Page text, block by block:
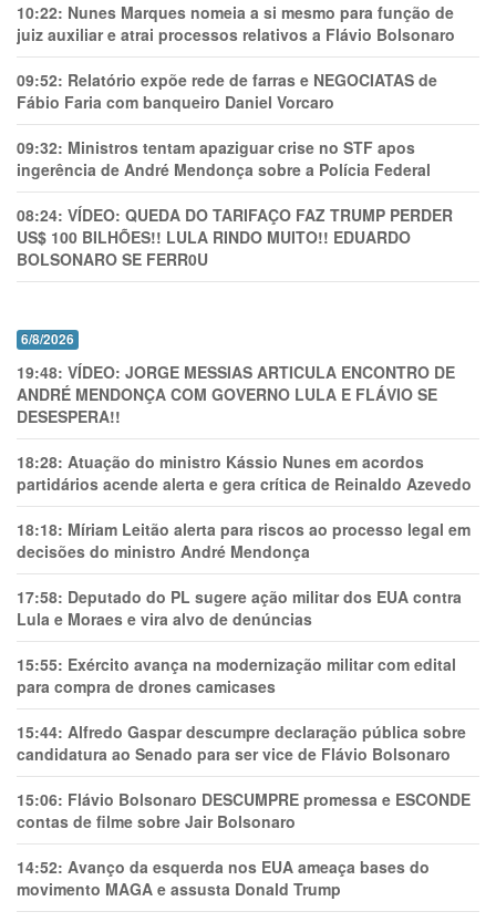
10:22: Nunes Marques nomeia a si mesmo para função de
juiz auxiliar e atrai processos relativos a Flávio Bolsonaro
09:52: Relatório expõe rede de farras e NEGOCIATAS de
Fábio Faria com banqueiro Daniel Vorcaro
09:32: Ministros tentam apaziguar crise no STF apos
ingerência de André Mendonça sobre a Polícia Federal
08:24: VÍDEO: QUEDA DO TARIFAÇO FAZ TRUMP PERDER
US$ 100 BILHÕES!! LULA RINDO MUITO!! EDUARDO
BOLSONARO SE FERR0U
6/8/2026
19:48: VÍDEO: JORGE MESSIAS ARTICULA ENCONTRO DE
ANDRÉ MENDONÇA COM GOVERNO LULA E FLÁVIO SE
DESESPERA!!
18:28: Atuação do ministro Kássio Nunes em acordos
partidários acende alerta e gera crítica de Reinaldo Azevedo
18:18: Míriam Leitão alerta para riscos ao processo legal em
decisões do ministro André Mendonça
17:58: Deputado do PL sugere ação militar dos EUA contra
Lula e Moraes e vira alvo de denúncias
15:55: Exército avança na modernização militar com edital
para compra de drones camicases
15:44: Alfredo Gaspar descumpre declaração pública sobre
candidatura ao Senado para ser vice de Flávio Bolsonaro
15:06: Flávio Bolsonaro DESCUMPRE promessa e ESCONDE
contas de filme sobre Jair Bolsonaro
14:52: Avanço da esquerda nos EUA ameaça bases do
movimento MAGA e assusta Donald Trump